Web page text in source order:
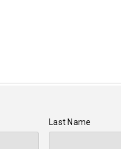
Last Name